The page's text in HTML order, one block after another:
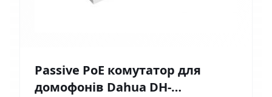
Passive PoE комутатор для
домофонів Dahua DH-